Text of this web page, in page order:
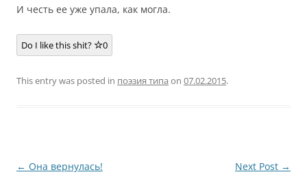
И честь ее уже упала, как могла.
Do I like this shit? 0
This entry was posted in поэзия типа on 07.02.2015.
Post
← Она вернулась! Next Post →